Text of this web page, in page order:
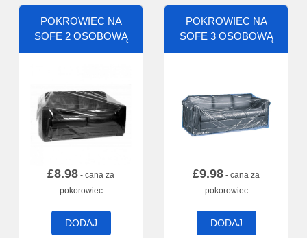
POKROWIEC NA
SOFE 2 OSOBOWĄ
£8.98 - cana za
pokorowiec
DODAJ
POKROWIEC NA
SOFE 3 OSOBOWĄ
£9.98 - cana za
pokorowiec
DODAJ